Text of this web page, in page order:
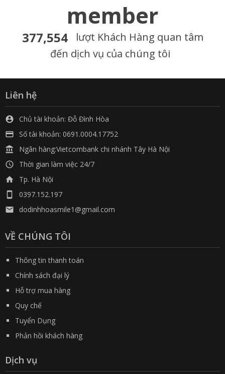
member
377,554
lượt Khách Hàng quan tâm
đến dịch vụ của chúng tôi
Liên hệ
 Chủ tài khoản: Đỗ Đình Hòa
 Số tài khoản: 0691.0004.17752
 Ngân hàng:Vietcombank chi nhánh Tây Hà Nội
 Thời gian làm việc 24/7
 Tp. Hà Nội
 0397.152.197
 dodinhhoasmile1@gmail.com
VỀ CHÚNG TÔI
Thông tin thanh toán
Chính sách đại lý
Hỗ trợ mua hàng
Quy chế
Tuyển Dụng
Phản hồi khách hàng
Dịch vụ